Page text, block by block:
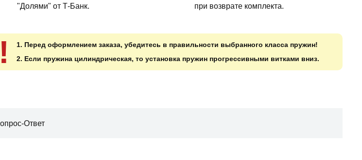
"Долями" от Т-Банк.
при возврате комплекта.
!
1. Перед оформлением заказа, убедитесь в правильности выбранного класса пружин!
2. Если пружина цилиндрическая, то установка пружин прогрессивными витками вниз.
Ответ